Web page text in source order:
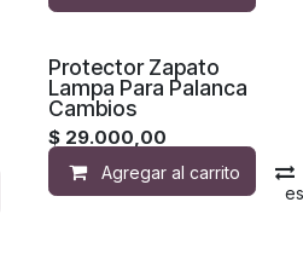
Agregar a la lista de
¡Nuevo!
Protector Zapato
Lampa Para Palanca
Cambios
$ 29.000,00
Agregar al carrito